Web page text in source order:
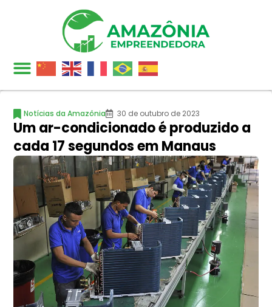
Notícias da Amazônia 30 de outubro de 2023
Um ar-condicionado é produzido a
cada 17 segundos em Manaus